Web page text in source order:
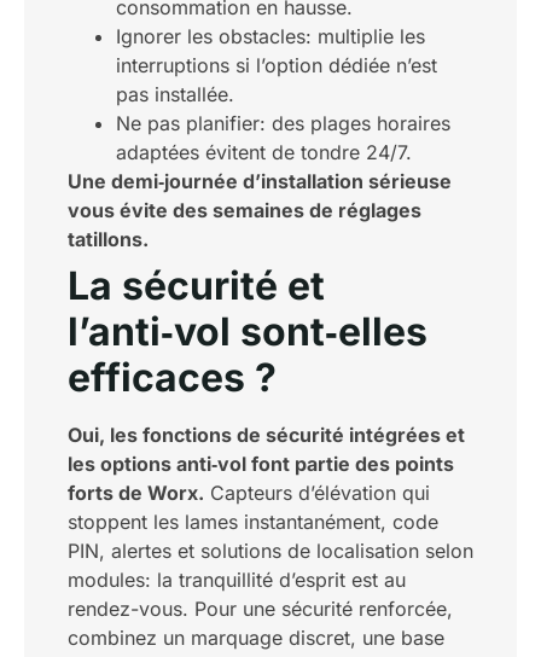
consommation en hausse.
Ignorer les obstacles: multiplie les
interruptions si l’option dédiée n’est
pas installée.
Ne pas planifier: des plages horaires
adaptées évitent de tondre 24/7.
Une demi‑journée d’installation sérieuse
vous évite des semaines de réglages
tatillons.
La sécurité et
l’anti‑vol sont‑elles
efficaces ?
Oui, les fonctions de sécurité intégrées et
les options anti‑vol font partie des points
forts de Worx. Capteurs d’élévation qui
stoppent les lames instantanément, code
PIN, alertes et solutions de localisation selon
modules: la tranquillité d’esprit est au
rendez-vous. Pour une sécurité renforcée,
combinez un marquage discret, une base